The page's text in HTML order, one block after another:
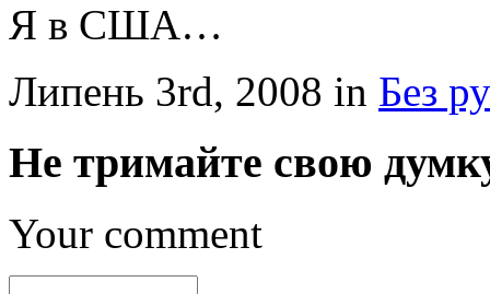
Я в США…
Липень 3rd, 2008 in Без
Не тримайте свою
Your comment